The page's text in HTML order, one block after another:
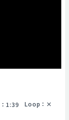
： 1:39 Loop ：